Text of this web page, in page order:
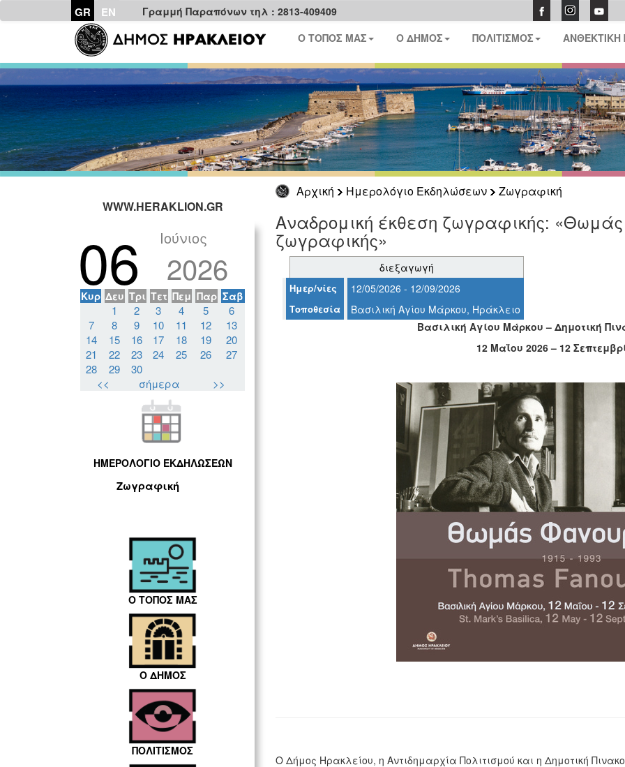
GR EN Γραμμή Παραπόνων τηλ : 2813-409409
Ο ΤΟΠΟΣ ΜΑΣ Ο ΔΗΜΟΣ ΠΟΛΙΤΙΣΜΟΣ ΑΝΘΕΚΤΙΚΗ
Αρχική Ημερολόγιο Εκδηλώσεων
Ζωγραφική
WWW.HERAKLION.GR
06 Ιούνιος
2026
Κυρ Δευ Τρι Τετ Πεμ Παρ Σαβ
1 2 3 4 5
6
7
8 9 10 11 12
13
14
15 16 17 18 19
20
21
22 23 24 25 26
27
28
29
30
<<
σήμερα >>
ΗΜΕΡΟΛΟΓΙΟ ΕΚΔΗΛΩΣΕΩΝ
Ζωγραφική
Ο ΤΟΠΟΣ ΜΑΣ
Ο ΔΗΜΟΣ
ΠΟΛΙΤΙΣΜΟΣ
Αναδρομική έκθεση ζωγραφικής:
ζωγραφικής»
διεξαγωγή
Ημερ/νίες 12/05/2026 - 12/09/2026
Τοποθεσία
Βασιλική Αγίου Μάρκου, Ηράκλειο
Βασιλική Αγίου Μάρκου – Δημοτική
12 Μαΐου 2026 – 12
Ο Δήμος Ηρακλείου, η Αντιδημαρχία Πολιτισμού και η Δημοτική